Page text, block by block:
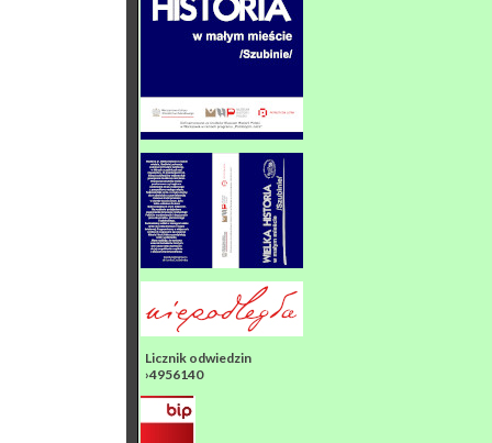
Licznik odwiedzin
›4956140